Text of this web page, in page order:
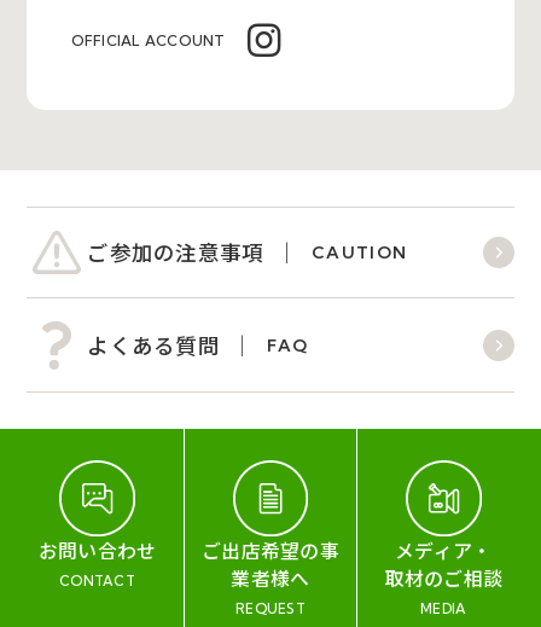
OFFICIAL ACCOUNT
ご参加の注意事項 CAUTION
よくある質問 FAQ
お問い合わせ
CONTACT
ご出店希望の事
業者様へ
REQUEST
メディア・
取材のご相談
MEDIA